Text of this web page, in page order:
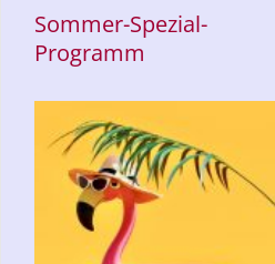
Sommer-Spezial-
Programm